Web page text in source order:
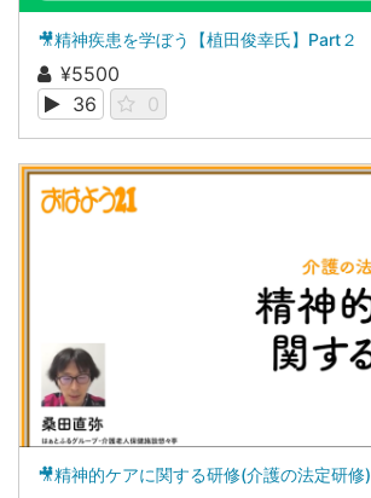
🎥精神疾患を学ぼう【植田俊幸氏】Part２
¥5500
36
0
🎥精神的ケアに関する研修(介護の法定研修)